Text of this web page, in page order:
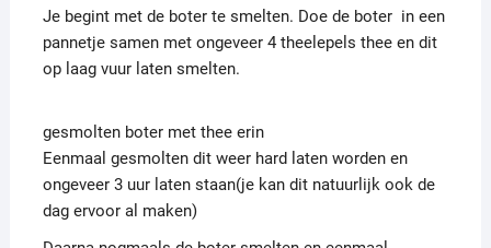
Je begint met de boter te smelten. Doe de boter in een
pannetje samen met ongeveer 4 theelepels thee en dit
op laag vuur laten smelten.
gesmolten boter met thee erin
Eenmaal gesmolten dit weer hard laten worden en
ongeveer 3 uur laten staan(je kan dit natuurlijk ook de
dag ervoor al maken)